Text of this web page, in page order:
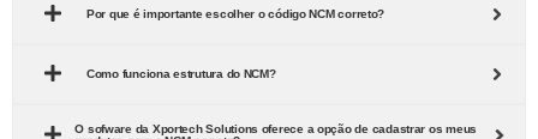
Por que é importante escolher o código NCM correto?
Como funciona estrutura do NCM?
O sofware da Xportech Solutions oferece a opção de cadastrar os meus